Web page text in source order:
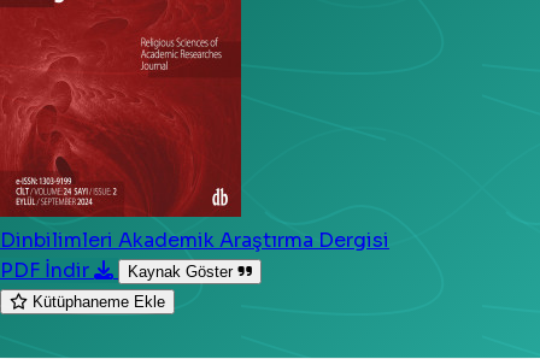
Dinbilimleri Akademik Araştırma Dergisi
PDF İndir
Kaynak Göster
Kütüphaneme Ekle